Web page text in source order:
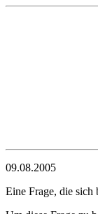
09.08.2005
Eine Frage, die